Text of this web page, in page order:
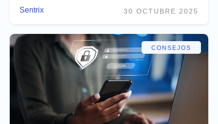
Sentrix 30 OCTUBRE 2025
CONSEJOS